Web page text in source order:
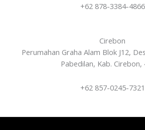
+62 878-3384-4866
Cirebon
Perumahan Graha Alam Blok J12,
Pabedilan, Kab. Cirebon,
+62 857-0245-7321